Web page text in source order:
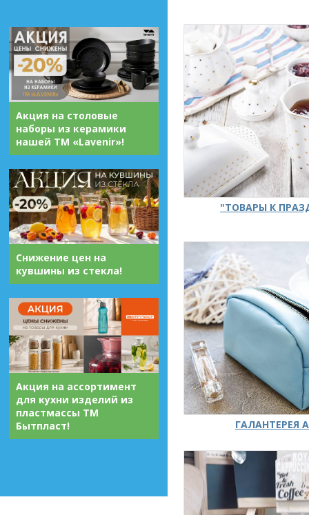
Акция на столовые
наборы из керамики
нашей ТМ «Lavenir»!
Снижение цен на
кувшины из стекла!
Акция на ассортимент
для кухни изделий из
пластмассы ТМ
Бытпласт!
"ТОВАРЫ К
ГАЛАНТЕРЕЯ